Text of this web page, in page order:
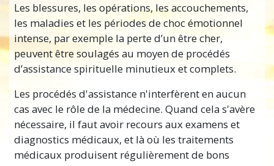
Les blessures, les opérations, les accouchements,
les maladies et les périodes de choc émotionnel
intense, par exemple la perte d’un être cher,
peuvent être soulagés au moyen de procédés
d’assistance spirituelle minutieux et complets.
Les procédés d'assistance n'interfèrent en aucun
cas avec le rôle de la médecine. Quand cela s'avère
nécessaire, il faut avoir recours aux examens et
diagnostics médicaux, et là où les traitements
médicaux produisent régulièrement de bons